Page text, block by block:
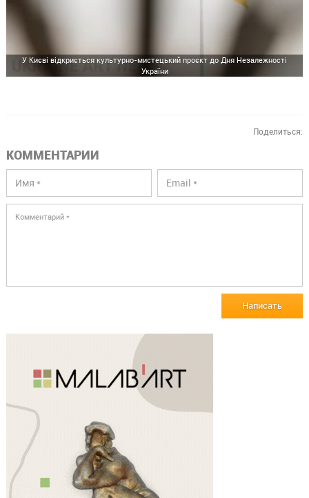
У Києві відкриється культурно-мистецький проєкт до Дня Незалежності
України
Поделиться:
КОММЕНТАРИИ
Написать